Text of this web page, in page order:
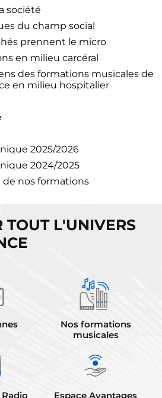
société
du champ social
prennent le micro
en milieu carcéral
des formations musicales de
en milieu hospitalier
2025/2026
2024/2025
de nos formations
TOUT L'UNIVERS
Nos formations
musicales
Espace Avantages